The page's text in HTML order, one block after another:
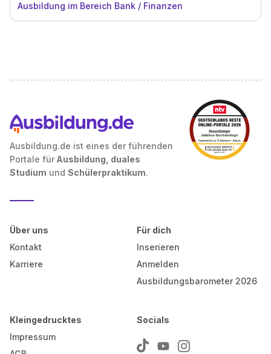
Ausbildung im Bereich Bank / Finanzen
Ausbildung.de ist eines der führenden
Portale für Ausbildung, duales
Studium und Schülerpraktikum.
Über uns
Kontakt
Karriere
Für dich
Inserieren
Anmelden
Ausbildungsbarometer 2026
Kleingedrucktes
Impressum
Socials